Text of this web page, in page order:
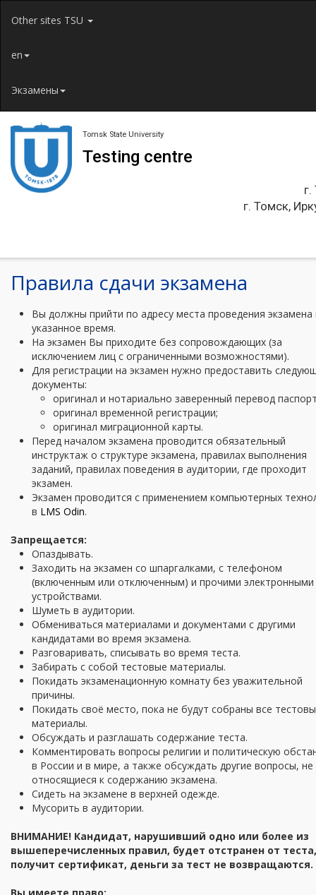
Other sites TSU
en
Экзамены
Tomsk State University
Testing centre
г. Томск,
Правила сдачи экзамена
Вы должны прийти по адресу места проведения экзамена
указанное время.
На экзамен Вы приходите без сопровождающих (за
исключением лиц с ограниченными возможностями).
Для регистрации на экзамен нужно предоставить
документы:
оригинал и нотариально заверенный перевод
оригинал временной регистрации;
оригинал миграционной карты.
Перед началом экзамена проводится обязательный
инструктаж о структуре экзамена, правилах выполнения
заданий, правилах поведения в аудитории, где проходит
экзамен.
Экзамен проводится с применением компьютерных
в LMS Odin.
Запрещается:
Опаздывать.
Заходить на экзамен со шпаргалками, с телефоном
(включенным или отключенным) и прочими электронными
устройствами.
Шуметь в аудитории.
Обмениваться материалами и документами с другими
кандидатами во время экзамена.
Разговаривать, списывать во время теста.
Забирать с собой тестовые материалы.
Покидать экзаменационную комнату без уважительной
причины.
Покидать своё место, пока не будут собраны все
материалы.
Обсуждать и разглашать содержание теста.
Комментировать вопросы религии и политическую
в России и в мире, а также обсуждать другие вопросы, не
относящиеся к содержанию экзамена.
Сидеть на экзамене в верхней одежде.
Мусорить в аудитории.
ВНИМАНИЕ! Кандидат, нарушивший одно или более из
вышеперечисленных правил, будет отстранен от
получит сертификат, деньги за тест не возвращаются.